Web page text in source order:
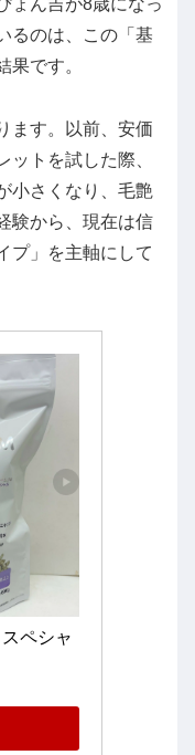
るのは、この「基
果です。
ます。以前、安価
ットを試した際、
小さくなり、毛艶
験から、現在は信
プ」を主軸にして
ペシャ